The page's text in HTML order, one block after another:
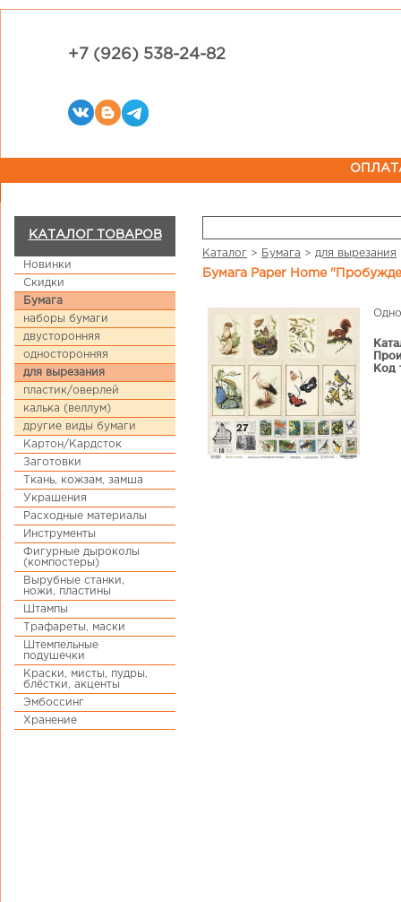
+7 (926) 538-24-82
КАТАЛОГ ТОВАРОВ
Новинки
Скидки
Бумага
наборы бумаги
двусторонняя
односторонняя
для вырезания
пластик/оверлей
калька (веллум)
другие виды бумаги
Картон/Кардсток
Заготовки
Ткань, кожзам, замша
Украшения
Расходные материалы
Инструменты
Фигурные дыроколы
(компостеры)
Вырубные станки,
ножи, пластины
Штампы
Трафареты, маски
Штемпельные
подушечки
Краски, мисты, пудры,
блёстки, акценты
Эмбоссинг
Хранение
Каталог > Бумага > для вырезания
Бумага Paper Home
Код